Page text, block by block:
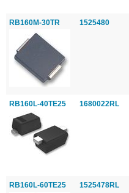
RB160M-30TR 1525480
RB160L-40TE25 1680022RL
RB160L-60TE25 1525478RL